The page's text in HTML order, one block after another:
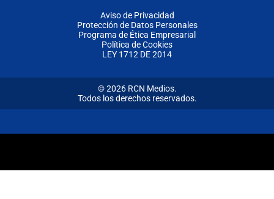
Aviso de Privacidad
Protección de Datos Personales
Programa de Ética Empresarial
Política de Cookies
LEY 1712 DE 2014
© 2026 RCN Medios.
Todos los derechos reservados.